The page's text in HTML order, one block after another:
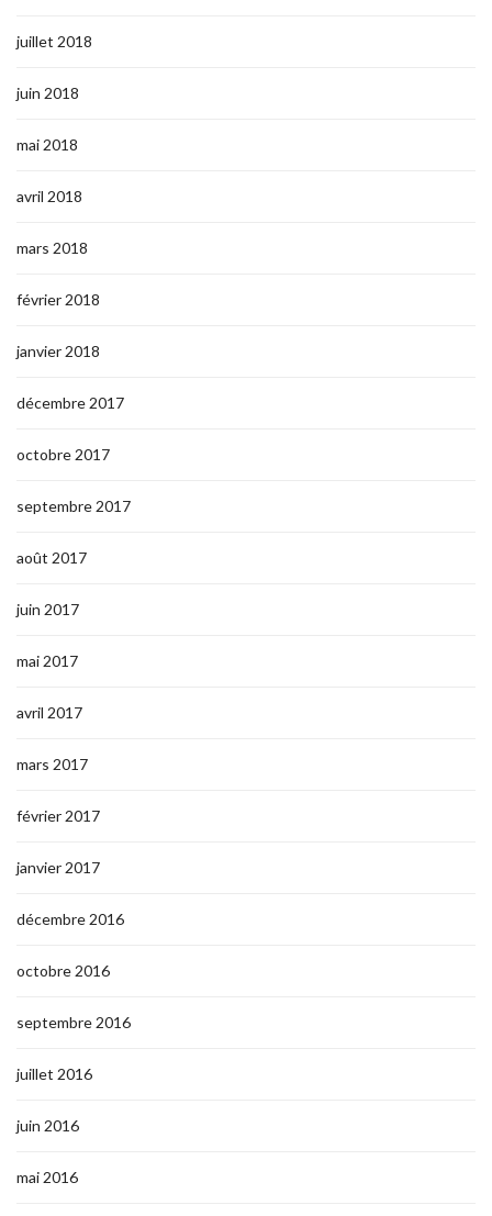
juillet 2018
juin 2018
mai 2018
avril 2018
mars 2018
février 2018
janvier 2018
décembre 2017
octobre 2017
septembre 2017
août 2017
juin 2017
mai 2017
avril 2017
mars 2017
février 2017
janvier 2017
décembre 2016
octobre 2016
septembre 2016
juillet 2016
juin 2016
mai 2016